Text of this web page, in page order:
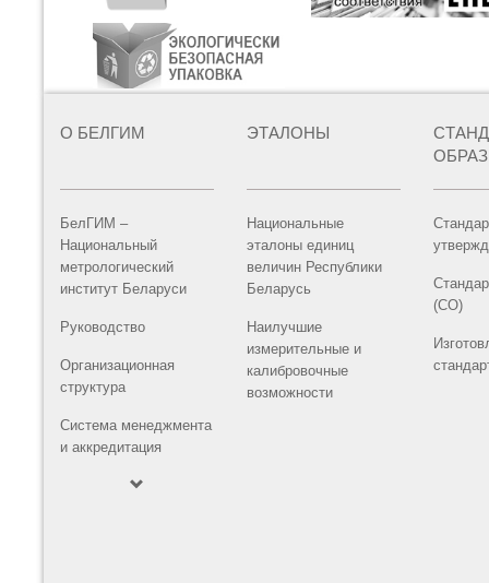
О БЕЛГИМ
БелГИМ –
Национальный
метрологический
институт Беларуси
Руководство
Организационная
структура
Система менеджмента
и аккредитация
ЭТАЛОНЫ
Национальные
эталоны единиц
величин Республики
Беларусь
Наилучшие
измерительные и
калибровочные
возможности
(СО)